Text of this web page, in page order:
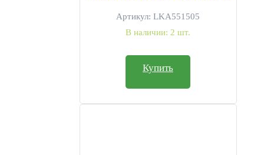
Артикул: LKA551505
В наличии: 2 шт.
Купить